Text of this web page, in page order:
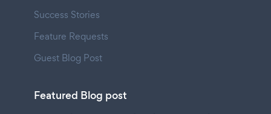
Success Stories
Feature Requests
Guest Blog Post
Featured Blog post